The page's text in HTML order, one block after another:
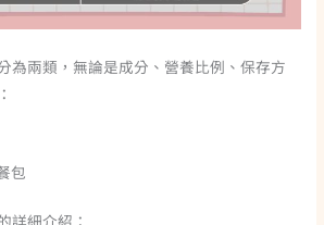
為兩類，無論是成分、營養比例、保存方
包